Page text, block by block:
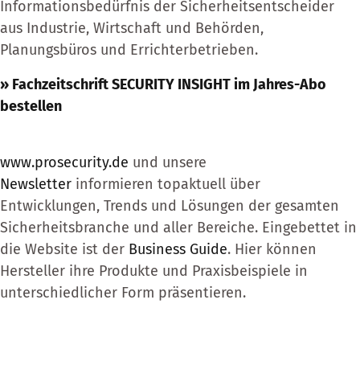
Informationsbedürfnis der Sicherheitsentscheider
aus Industrie, Wirtschaft und Behörden,
Planungsbüros und Errichterbetrieben.
» Fachzeitschrift SECURITY INSIGHT im Jahres-Abo
bestellen
www.prosecurity.de und unsere
Newsletter informieren ­topaktuell über
Entwicklungen, Trends und Lösungen der gesamten
Sicherheitsbranche und aller Bereiche. Eingebettet in
die Website ist der Business Guide. Hier können
Hersteller ihre Produkte und Praxisbeispiele in
unterschiedlicher Form präsentieren.